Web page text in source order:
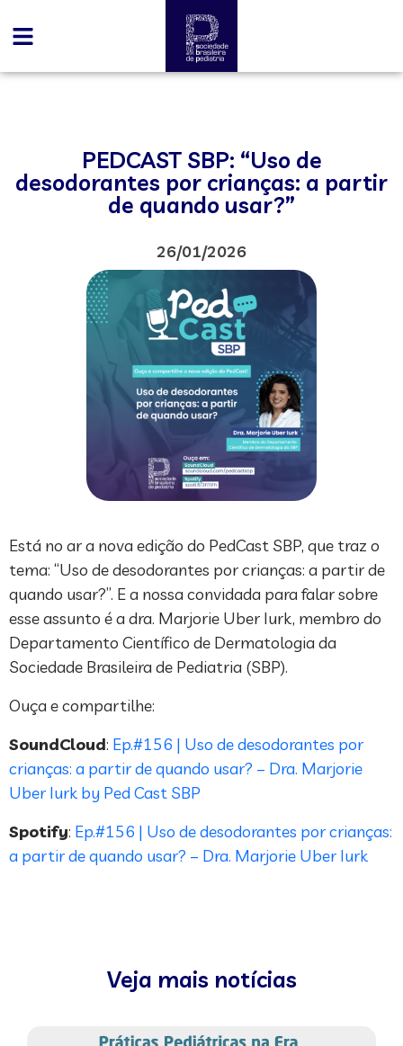
PEDCAST SBP: “Uso de
desodorantes por crianças: a partir
de quando usar?”
26/01/2026
Está no ar a nova edição do PedCast SBP, que traz o
tema: “Uso de desodorantes por crianças: a partir de
quando usar?”. E a nossa convidada para falar sobre
esse assunto é a dra. Marjorie Uber Iurk, membro do
Departamento Científico de Dermatologia da
Sociedade Brasileira de Pediatria (SBP).
Ouça e compartilhe:
SoundCloud: Ep.#156 | Uso de desodorantes por
crianças: a partir de quando usar? – Dra. Marjorie
Uber Iurk by Ped Cast SBP
Spotify: Ep.#156 | Uso de desodorantes por crianças:
a partir de quando usar? – Dra. Marjorie Uber Iurk
Veja mais notícias